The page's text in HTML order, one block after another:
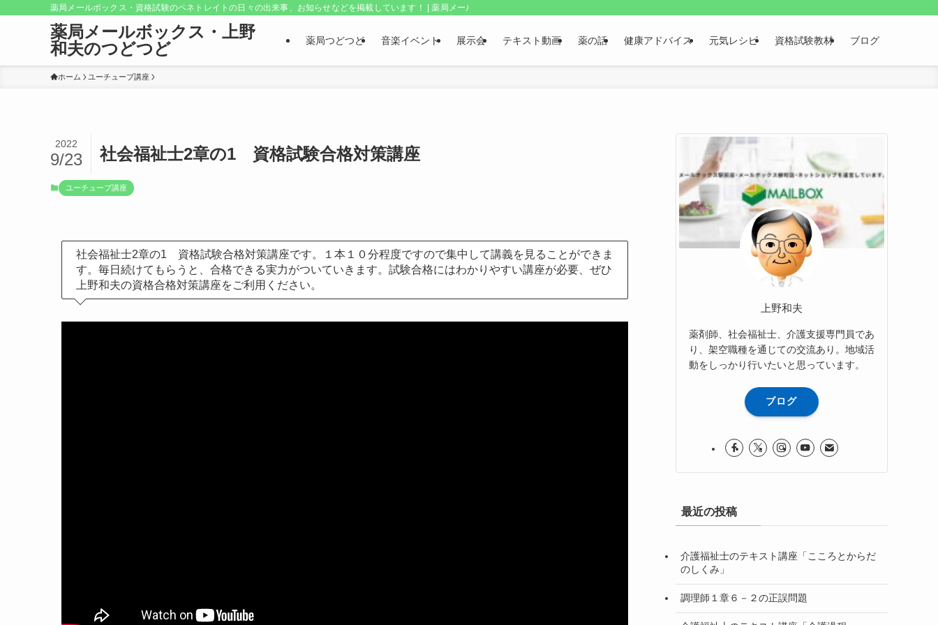
薬局メールボックス・資格試験のペネトレイトの日々の出来事、お知らせなどを掲載しています！ | 薬局メールボックス・上野和夫のつどつど
薬局メールボックス・上野
和夫のつどつど
薬局つどつど 音楽イベント 展示会 テキスト動画 薬の話 健康アドバイス 元気レシピ 資格試験教材 ブログ
ホーム ユーチューブ講座
社会福祉士2章の1 資格試験合格対策講座
2022
9/23
ユーチューブ講座
社会福祉士2章の1 資格試験合格対策講座です。１本１０分程度ですので集中して講義を見ることができま
す。毎日続けてもらうと、合格できる実力がついていきます。試験合格にはわかりやすい講座が必要、ぜひ
上野和夫の資格合格対策講座をご利用ください。
上野和夫
薬剤師、社会福祉士、介護支援専門員であ
り、架空職種を通じての交流あり。地域活
動をしっかり行いたいと思っています。
ブログ
最近の投稿
介護福祉士のテキスト講座「こころとからだ
のしくみ」
調理師１章６－２の正誤問題